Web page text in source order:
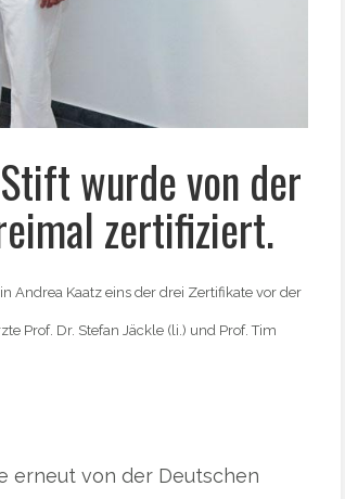
wurde von der
zertifiziert.
Andrea Kaatz eins der drei Zertifikate vor der
Prof. Dr. Stefan Jäckle (li.) und Prof. Tim
erneut von der Deutschen